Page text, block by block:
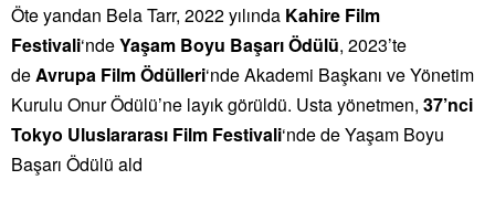
Öte yandan Bela Tarr, 2022 yılında Kahire Film
Festivali‘ndeYaşam Boyu Başarı Ödülü, 2023’te
deAvrupa Film Ödülleri‘nde Akademi Başkanı ve Yönetim
Kurulu Onur Ödülü’ne layık görüldü. Usta yönetmen, 37’nci
Tokyo Uluslararası Film Festivali‘nde de Yaşam Boyu
Başarı Ödülü ald